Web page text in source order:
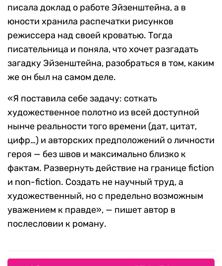
писала доклад о работе Эйзенштейна, а в
юности хранила распечатки рисунков
режиссера над своей кроватью. Тогда
писательница и поняла, что хочет разгадать
загадку Эйзенштейна, разобраться в том, каким
же он был на самом деле.
«Я поставила себе задачу: соткать
художественное полотно из всей доступной
нынче реальности того времени (дат, цитат,
цифр…) и авторских предположений о личности
героя — без швов и максимально близко к
фактам. Развернуть действие на границе fiction
и non-fiction. Создать не научный труд, а
художественный, но с предельно возможным
уважением к правде», — пишет автор в
послесловии к роману.